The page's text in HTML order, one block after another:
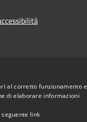
al corretto funzionamento e
di elaborare informazioni
link